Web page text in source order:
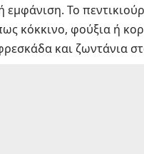
εμφάνιση. Το πεντικιούρ
κόκκινο, φούξια ή
και ζωντάνια